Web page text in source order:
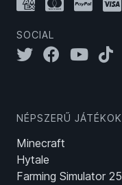
SOCIAL
NÉPSZERŰ JÁTÉKOK
Minecraft
Hytale
Farming Simulator 25